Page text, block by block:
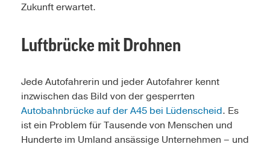
Zukunft erwartet.
Luftbrücke mit Drohnen
Jede Autofahrerin und jeder Autofahrer kennt
inzwischen das Bild von der gesperrten
Autobahnbrücke auf der A45 bei Lüdenscheid. Es
ist ein Problem für Tausende von Menschen und
Hunderte im Umland ansässige Unternehmen – und